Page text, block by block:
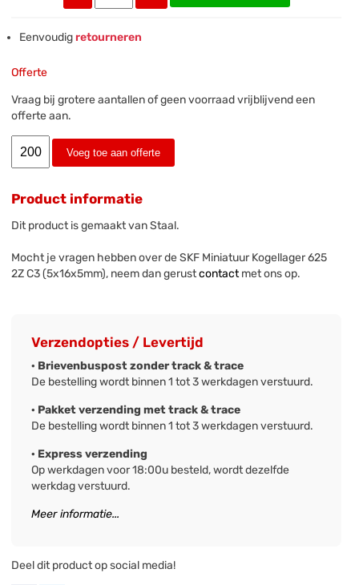
Eenvoudigretourneren
Offerte
Vraag bij grotere aantallen of geen voorraad vrijblijvend een
offerte aan.
Voeg toe aan offerte
Product informatie
Dit product is gemaakt van Staal.
Mocht je vragen hebben over de SKF Miniatuur Kogellager 625
2Z C3 (5x16x5mm), neem dan gerustcontactmet ons op.
Verzendopties / Levertijd
· Brievenbuspost zonder track & trace
De bestelling wordt binnen 1 tot 3 werkdagen verstuurd.
· Pakket verzending met track & trace
De bestelling wordt binnen 1 tot 3 werkdagen verstuurd.
· Express verzending
Op werkdagen voor 18:00u besteld, wordt dezelfde
werkdag verstuurd.
Meer informatie...
Deel dit product op social media!